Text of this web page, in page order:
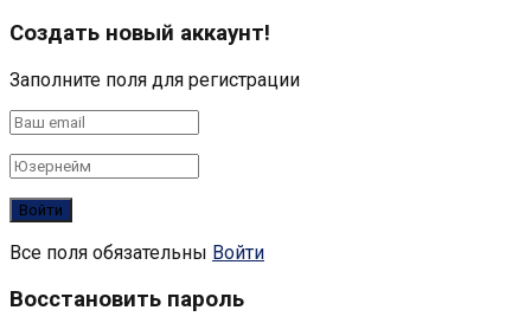
Создать новый аккаунт!
Заполните поля для регистрации
Все поля обязательны Войти
Восстановить пароль